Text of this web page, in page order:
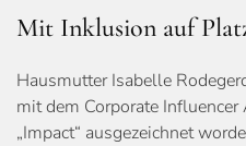
Mit Inklusion auf
Hausmutter Isabelle
mit dem Corporate
„Impact“ ausgezeichnet